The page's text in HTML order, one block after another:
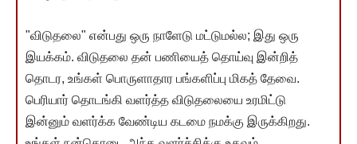
"விடுதலை" என்பது ஒரு நாளேடு மட்டுமல்ல; இது ஒரு
இயக்கம். விடுதலை தன் பணியைத் தொய்வு இன்றித்
தொடர, உங்கள் பொருளாதார பங்களிப்பு மிகத் தேவை.
பெரியார் தொடங்கி வளர்த்த விடுதலையை உரமிட்டு
இன்னும் வளர்க்க வேண்டிய கடமை நமக்கு இருக்கிறது.